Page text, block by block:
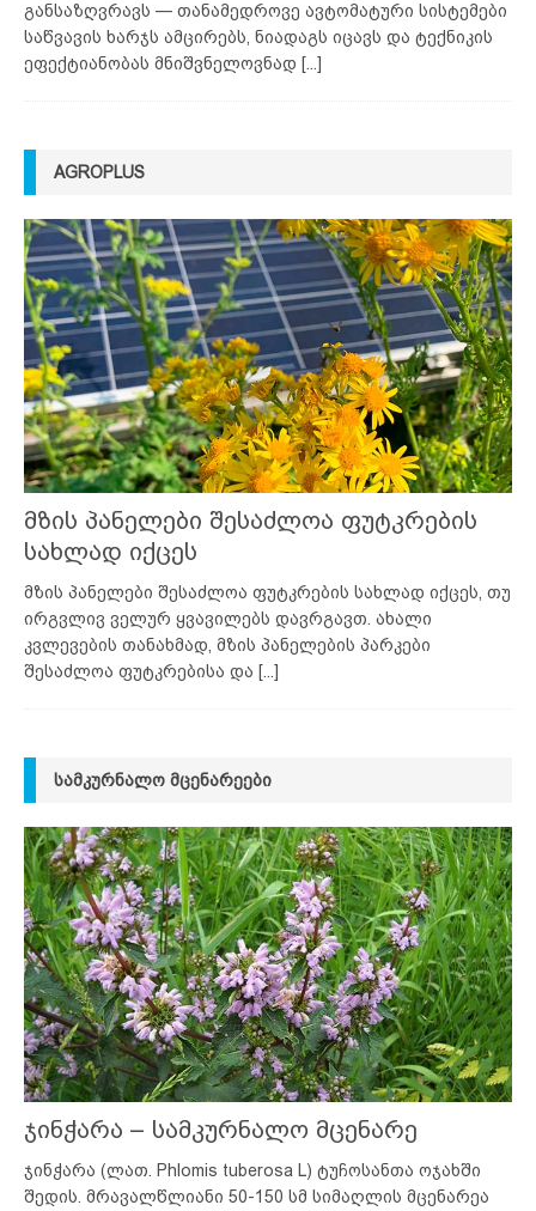
განსაზღვრავს — თანამედროვე ავტომატური სისტემები
საწვავის ხარჯს ამცირებს, ნიადაგს იცავს და ტექნიკის
ეფექტიანობას მნიშვნელოვნად [...]
AGROPLUS
მზის პანელები შესაძლოა ფუტკრების
სახლად იქცეს
მზის პანელები შესაძლოა ფუტკრების სახლად იქცეს, თუ
ირგვლივ ველურ ყვავილებს დავრგავთ. ახალი
კვლევების თანახმად, მზის პანელების პარკები
შესაძლოა ფუტკრებისა და [...]
ᲡᲐᲛᲙᲣᲠᲜᲐᲚᲝ ᲛᲪᲔᲜᲐᲠᲔᲔᲑᲘ
ჯინჭარა – სამკურნალო მცენარე
ჯინჭარა (ლათ. Phlomis tuberosa L) ტუჩოსანთა ოჯახში
შედის. მრავალწლიანი 50-150 სმ სიმაღლის მცენარეა